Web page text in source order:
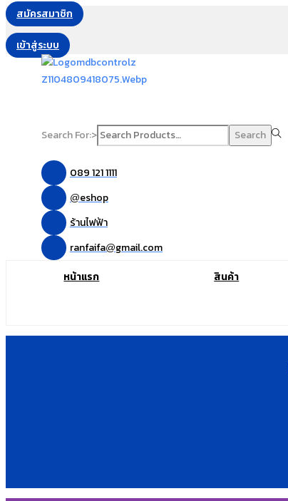
สมัครสมาชิก
เข้าสู่ระบบ
Search For:> Search
089 121 1111
@eshop
ร้านไฟฟ้า
ranfaifa@gmail.com
หน้าแรก
สินค้า